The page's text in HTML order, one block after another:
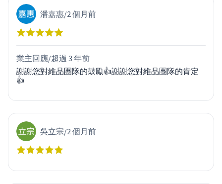
潘嘉惠/2 個月前
業主回應/超過 3 年前
謝謝您對維品團隊的鼓勵👍謝謝您對維品團隊的肯定
👍
吳立宗/2 個月前